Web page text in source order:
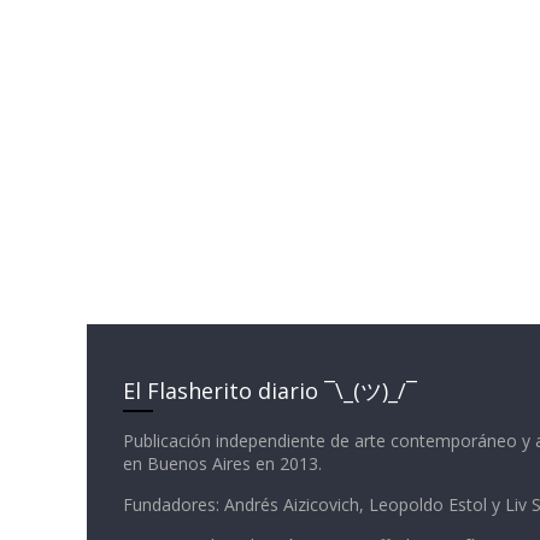
El Flasherito diario ¯\_(ツ)_/¯
Publicación independiente de arte contemporáneo y
en Buenos Aires en 2013.
Fundadores: Andrés Aizicovich, Leopoldo Estol y Liv